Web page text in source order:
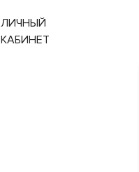
ЛИЧНЫЙ
КАБИНЕТ